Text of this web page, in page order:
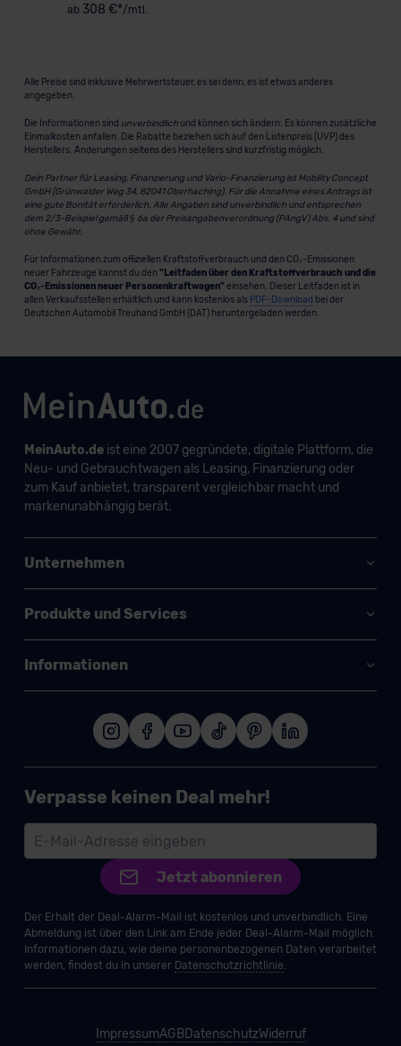
ab 308 €*/mtl.
Alle Preise sind inklusive Mehrwertsteuer, es sei denn, es ist etwas anderes
angegeben.
Die Informationen sind unverbindlichund können sich ändern. Es können zusätzliche
Einmalkosten anfallen. Die Rabatte beziehen sich auf den Listenpreis (UVP) des
Herstellers. Änderungen seitens des Herstellers sind kurzfristig möglich.
Dein Partner für Leasing, Finanzierung und Vario-Finanzierung ist Mobility Concept
GmbH (Grünwalder Weg 34, 82041 Oberhaching). Für die Annahme eines Antrags ist
eine gute Bonität erforderlich. Alle Angaben sind unverbindlich und entsprechen
dem 2/3-Beispiel gemäß § 6a der Preisangabenverordnung (PAngV) Abs. 4 und sind
ohne Gewähr.
Für Informationen zum offiziellen Kraftstoffverbrauch und den CO₂-Emissionen
neuer Fahrzeuge kannst du den "Leitfaden über den Kraftstoffverbrauch und die
CO₂-Emissionen neuer Personenkraftwagen" einsehen. Dieser Leitfaden ist in
allen Verkaufsstellen erhältlich und kann kostenlos als PDF-Download bei der
Deutschen Automobil Treuhand GmbH (DAT) heruntergeladen werden.
MeinAuto.deist eine 2007 gegründete, digitale Plattform, die
Neu- und Gebrauchtwagen als Leasing, Finanzierung oder
zum Kauf anbietet, transparent vergleichbar macht und
markenunabhängig berät.
Unternehmen
Produkte und Services
Informationen
Verpasse keinen Deal mehr!
Jetzt abonnieren
Der Erhalt der Deal-Alarm-Mail ist kostenlos und unverbindlich. Eine
Abmeldung ist über den Link am Ende jeder Deal-Alarm-Mail möglich.
Informationen dazu, wie deine personenbezogenen Daten verarbeitet
werden, findest du in unserer Datenschutzrichtlinie.
ImpressumAGBDatenschutzWiderruf